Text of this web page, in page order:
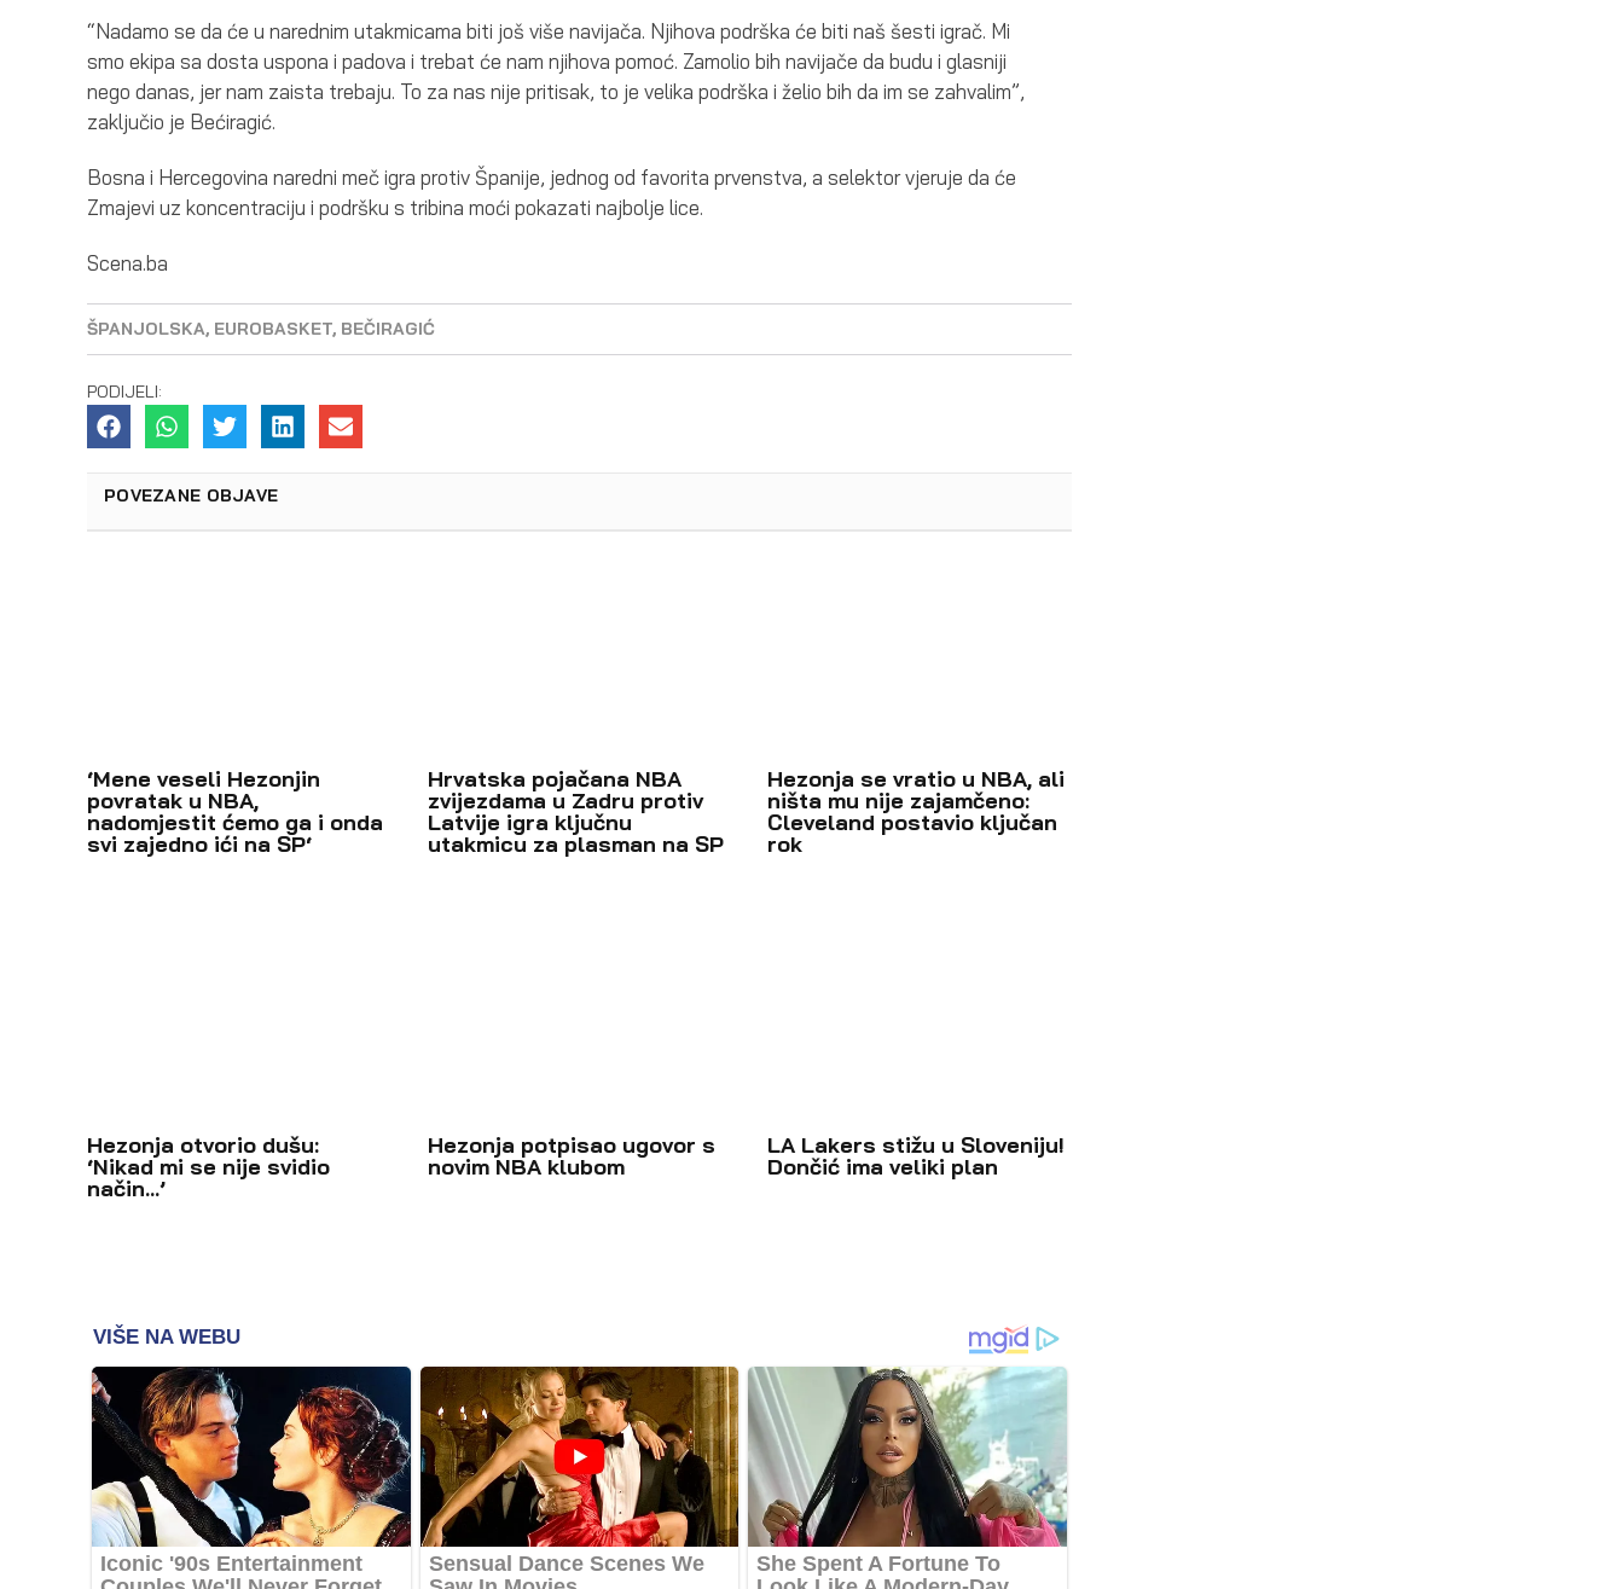
“Nadamo se da će u narednim utakmicama biti još više navijača. Njihova podrška će biti naš šesti igrač. Mi
smo ekipa sa dosta uspona i padova i trebat će nam njihova pomoć. Zamolio bih navijače da budu i glasniji
nego danas, jer nam zaista trebaju. To za nas nije pritisak, to je velika podrška i želio bih da im se zahvalim”,
zaključio je Bećiragić.
Bosna i Hercegovina naredni meč igra protiv Španije, jednog od favorita prvenstva, a selektor vjeruje da će
Zmajevi uz koncentraciju i podršku s tribina moći pokazati najbolje lice.
Scena.ba
ŠPANJOLSKA, EUROBASKET, BEČIRAGIĆ
PODIJELI:
POVEZANE OBJAVE
‘Mene veseli Hezonjin
povratak u NBA,
nadomjestit ćemo ga i onda
svi zajedno ići na SP‘
Hrvatska pojačana NBA
zvijezdama u Zadru protiv
Latvije igra ključnu
utakmicu za plasman na SP
Hezonja se vratio u NBA, ali
ništa mu nije zajamčeno:
Cleveland postavio ključan
rok
Hezonja otvorio dušu:
‘Nikad mi se nije svidio
način…’
Hezonja potpisao ugovor s
novim NBA klubom
LA Lakers stižu u Sloveniju!
Dončić ima veliki plan